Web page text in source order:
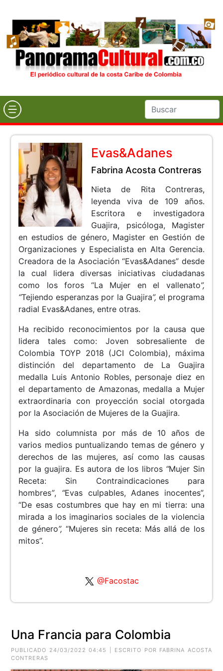
Evas&Adanes
Fabrina Acosta Contreras
Nieta de Rita Contreras,
leyenda viva de 109 años.
Escritora e investigadora
Guajira, psicóloga, Magister
en estudios de género, Magister en Gestión de
Organizaciones y Especialista en Alta Gerencia.
Creadora de la Asociación “Evas&Adanes” desde
la cual lidera diversas iniciativas ciudadanas
como los foros “La Mujer en el vallenato”,
“Tejiendo esperanzas por la Guajira”, el programa
radial Evas&Adanes, entre otras.
Ha recibido reconocimientos por la causa que
lidera tales como: Joven sobresaliente de
Colombia TOYP 2018 (JCI Colombia), máxima
distinción del departamento de La Guajira
medalla Luis Antonio Robles, personaje diez en
el departamento de Amazonas, medalla a Mujer
extraordinaria con proyección social otorgada
por la Asociación de Mujeres de la Guajira.
Ha sido columnista por más de 10 años de
varios medios puntualizando temas de género y
derechos de las mujeres, así como las causas
por la guajira. Es autora de los libros “Mujer Sin
Receta: Sin Contraindicaciones para
hombres”, “Evas culpables, Adanes inocentes”,
“De esas costumbres que hay en mi tierra: una
mirada a los imaginarios sociales de la violencia
de género”, “Mujeres sin receta: Más allá de los
mitos”.
@Facostac
Una Francia para Colombia
PUBLICADO 24/03/2022 04:45 | ESCRITO POR FABRINA ACOSTA
CONTRERAS